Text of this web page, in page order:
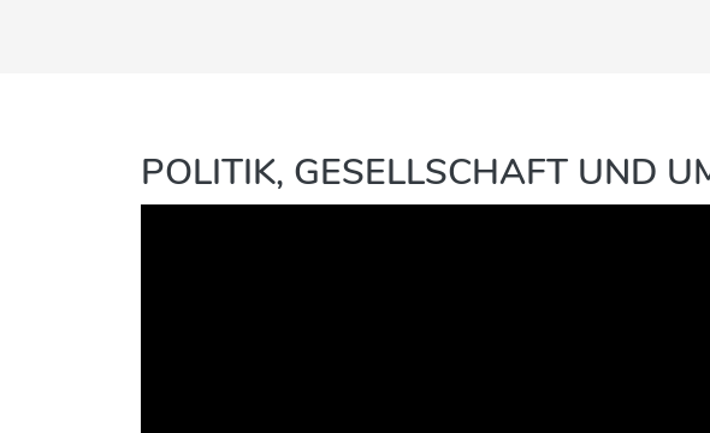
POLITIK, GESELLSCHAFT UND